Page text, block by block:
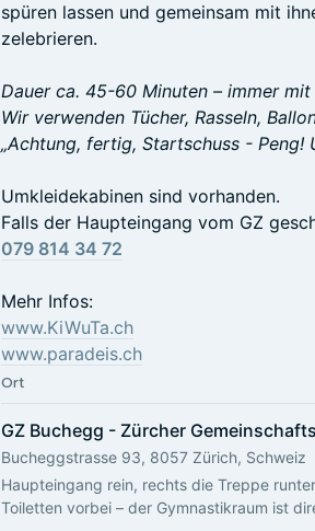
spüren lassen und gemeinsam mit
zelebrieren.
Dauer ca. 45-60 Minuten – immer
Wir verwenden Tücher, Rasseln,
„Achtung, fertig, Startschuss - Peng!
Umkleidekabinen sind vorhanden.
Falls der Haupteingang vom GZ
079 814 34 72
Mehr Infos:
www.KiWuTa.ch
www.paradeis.ch
Ort
GZ Buchegg - Zürcher
Bucheggstrasse 93, 8057 Zürich, Schweiz
Haupteingang rein, rechts die Treppe
Toiletten vorbei – der Gymnastikraum ist